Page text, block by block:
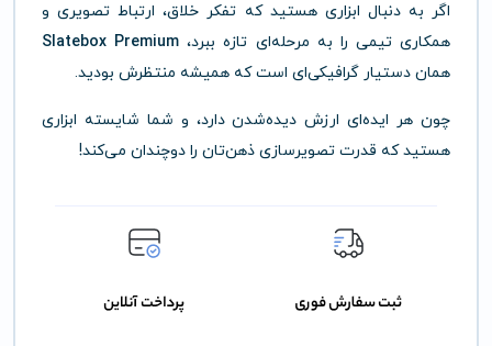
اگر به دنبال ابزاری هستید که تفکر خلاق، ارتباط تصویری و
همکاری تیمی را به مرحله‌ای تازه ببرد، Slatebox Premium
همان دستیار گرافیکی‌ای است که همیشه منتظرش بودید.
چون هر ایده‌ای ارزش دیده‌شدن دارد، و شما شایسته ابزاری
هستید که قدرت تصویرسازی ذهن‌تان را دوچندان می‌کند!